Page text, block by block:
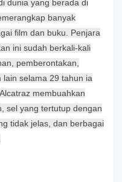
dunia yang berada di
banyak
film dan buku. Penjara
ini sudah berkali-kali
pemberontakan,
selama 29 tahun ia
membuahkan
sel yang tertutup dengan
tidak jelas, dan berbagai